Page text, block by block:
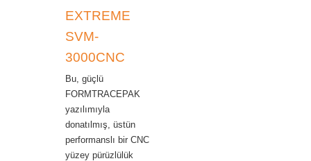
EXTREME
SVM-
3000CNC
Bu, güçlü
FORMTRACEPAK
yazılımıyla
donatılmış, üstün
performanslı bir CNC
yüzey pürüzlülük